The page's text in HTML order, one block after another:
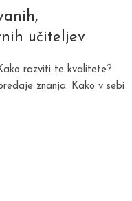
učiteljev
razviti te kvalitete?
znanja. Kako v sebi